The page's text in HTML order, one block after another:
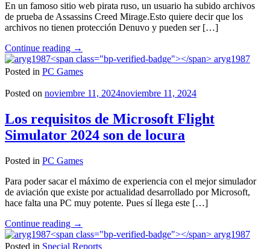
En un famoso sitio web pirata ruso, un usuario ha subido archivos
de prueba de Assassins Creed Mirage.Esto quiere decir que los
archivos no tienen protección Denuvo y pueden ser […]
Continue reading "Assassins
Creed
Mirage
crackeado"
→
aryg1987
Posted in PC Games
Posted on noviembre 11, 2024noviembre 11, 2024
Los requisitos de Microsoft Flight
Simulator 2024 son de locura
Posted in PC Games
Para poder sacar el máximo de experiencia con el mejor simulador
de aviación que existe por actualidad desarrollado por Microsoft,
hace falta una PC muy potente. Pues sí llega este […]
Continue reading "Los
requisitos
de
→
aryg1987
Posted in Special Reports